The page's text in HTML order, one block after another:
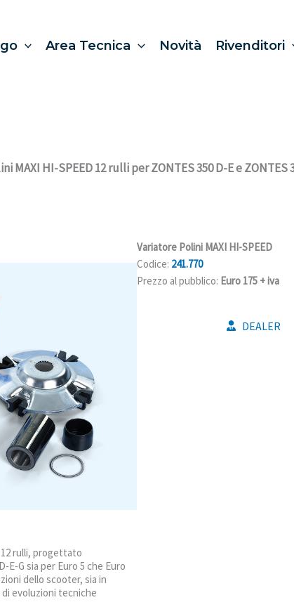
Area Tecnica Novità Rivenditori
MAXI HI-SPEED 12 rulli per ZONTES 350 D-E e ZONTES
12 rulli, progettato
E-G sia per Euro 5 che Euro
dello scooter, sia in
evoluzioni tecniche
Variatore Polini MAXI HI-SPEED
Codice: 241.770
Prezzo al pubblico: Euro 175 + iva
DEALER